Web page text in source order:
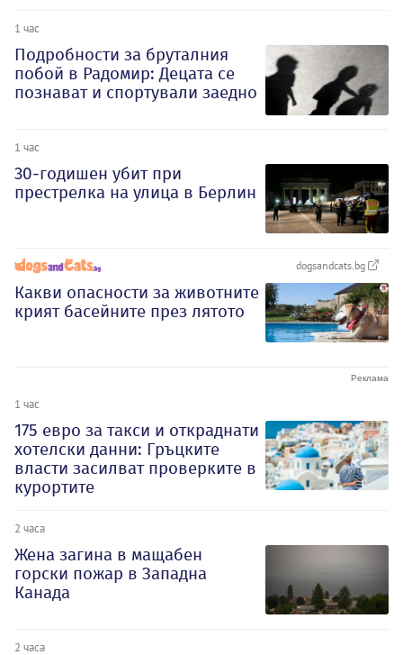
1 час
Подробности за бруталния
побой в Радомир: Децата се
познават и спортували заедно
1 час
30-годишен убит при
престрелка на улица в Берлин
dogsandcats.bg
Какви опасности за животните
крият басейните през лятото
1 час
175 евро за такси и откраднати
хотелски данни: Гръцките
власти засилват проверките в
курортите
2 часа
Жена загина в мащабен
горски пожар в Западна
Канада
2 часа